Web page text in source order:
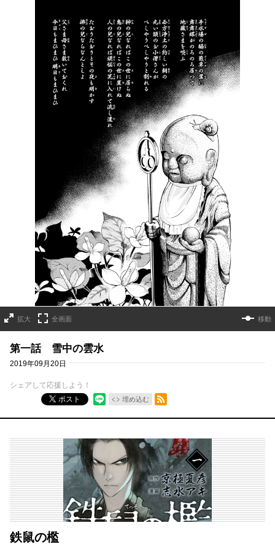
拡大 全画面 移動
第一話 雪中の雲水
2019年09月20日
シェアして応援しよう！
ポスト
埋め込む
RSSフィード
鉄鼠の檻